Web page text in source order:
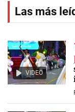
Las más
VIDEO